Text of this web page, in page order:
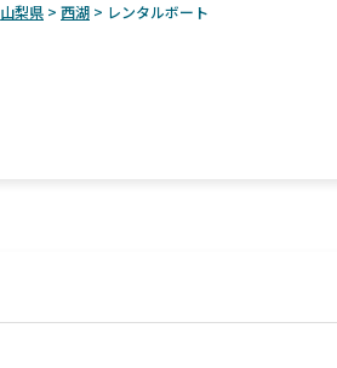
山梨県 > 西湖 > レンタルボート